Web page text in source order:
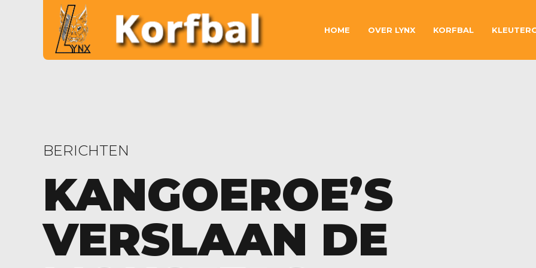
HOME OVER LYNX KORFBAL
BERICHTEN
KANGOEROE’S
VERSLAAN DE